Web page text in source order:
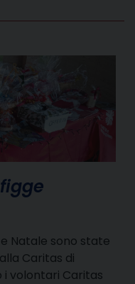
Natale sono state
Caritas di
i volontari Caritas